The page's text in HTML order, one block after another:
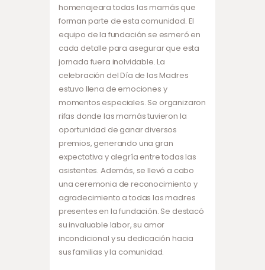
homenajeara todas las mamás que
forman parte de esta comunidad. El
equipo de la fundación se esmeró en
cada detalle para asegurar que esta
jornada fuera inolvidable. La
celebración del Día de las Madres
estuvo llena de emociones y
momentos especiales. Se organizaron
rifas donde las mamás tuvieron la
oportunidad de ganar diversos
premios, generando una gran
expectativa y alegría entre todas las
asistentes. Además, se llevó a cabo
una ceremonia de reconocimiento y
agradecimiento a todas las madres
presentes en la fundación. Se destacó
su invaluable labor, su amor
incondicional y su dedicación hacia
sus familias y la comunidad.